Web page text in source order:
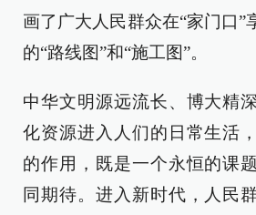
画了广大人民群众在“家门口”
的“路线图”和“施工图”。
中华文明源远流长、博大精
化资源进入人们的日常生活
的作用，既是一个永恒的课
同期待。进入新时代，人民